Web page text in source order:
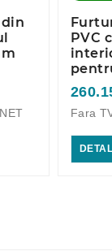
PVC
Fara
DETALII